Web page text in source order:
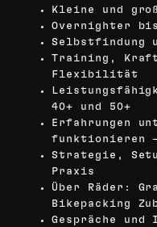
Kleine und
Overnighter
Selbstfindung
Training,
Flexibilität
40+ und 50+
Erfahrungen
funktionieren
Strategie,
Praxis
Über Räder:
Bikepacking
Gespräche